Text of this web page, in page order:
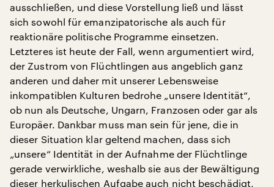
ausschließen, und diese Vorstellung ließ und lässt
sich sowohl für emanzipatorische als auch für
reaktionäre politische Programme einsetzen.
Letzteres ist heute der Fall, wenn argumentiert wird,
der Zustrom von Flüchtlingen aus angeblich ganz
anderen und daher mit unserer Lebensweise
inkompatiblen Kulturen bedrohe „unsere Identität“,
ob nun als Deutsche, Ungarn, Franzosen oder gar als
Europäer. Dankbar muss man sein für jene, die in
dieser Situation klar geltend machen, dass sich
„unsere“ Identität in der Aufnahme der Flüchtlinge
gerade verwirkliche, weshalb sie aus der Bewältigung
dieser herkulischen Aufgabe auch nicht beschädigt,